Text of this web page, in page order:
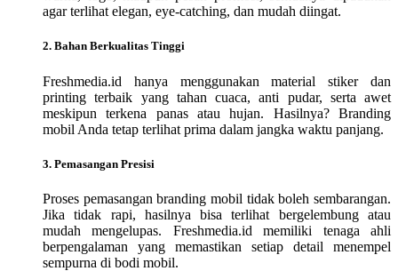
agar terlihat elegan, eye-catching, dan mudah diingat.
2. Bahan Berkualitas Tinggi
Freshmedia.id hanya menggunakan material stiker dan
printing terbaik yang tahan cuaca, anti pudar, serta awet
meskipun terkena panas atau hujan. Hasilnya? Branding
mobil Anda tetap terlihat prima dalam jangka waktu panjang.
3. Pemasangan Presisi
Proses pemasangan branding mobil tidak boleh sembarangan.
Jika tidak rapi, hasilnya bisa terlihat bergelembung atau
mudah mengelupas. Freshmedia.id memiliki tenaga ahli
berpengalaman yang memastikan setiap detail menempel
sempurna di bodi mobil.